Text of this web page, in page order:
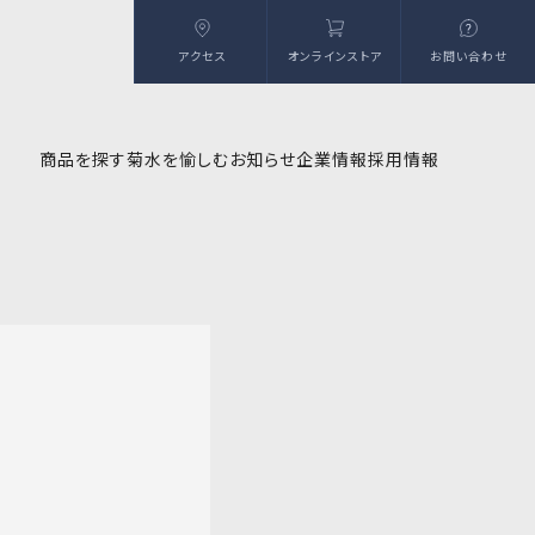
商品を探す菊水を愉しむお知らせ企業情報採用情報
アクセス オンラインストア お問い合わせ